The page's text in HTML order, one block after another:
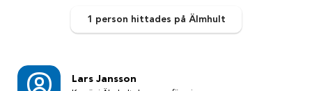
1 person hittades på Älmhult
Lars Jansson